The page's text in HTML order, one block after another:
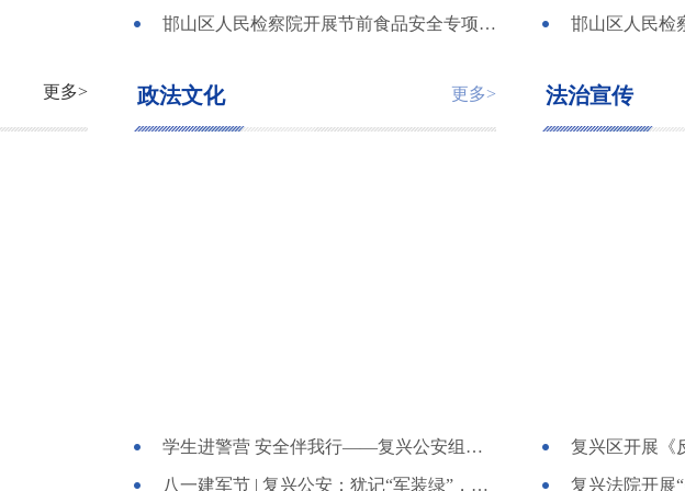
邯山区人民检察院开展节前食品安全专项监督检查活动
更多> 政法文化 更多>
学生进警营 安全伴我行——复兴公安组织开展警营开放日活动
八一建军节 | 复兴公安：犹记“军装绿”，无悔“警察蓝”
法治宣传